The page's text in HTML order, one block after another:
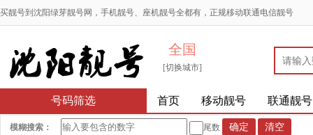
买靓号到沈阳绿芽靓号网，手机靓号、座机靓号全都有，正规移动联通电信靓号
全国
[切换城市]
号码筛选 首页 移动靓号 联通靓号
模糊搜索： 尾数